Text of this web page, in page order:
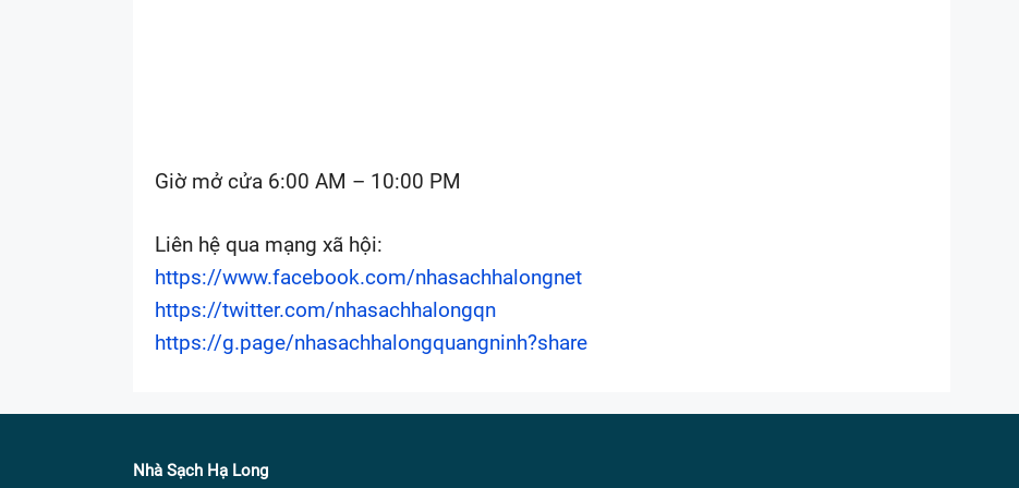
Giờ mở cửa 6:00 AM – 10:00 PM
Liên hệ qua mạng xã hội:
https://www.facebook.com/nhasachhalongnet
https://twitter.com/nhasachhalongqn
https://g.page/nhasachhalongquangninh?share
Nhà Sạch Hạ Long